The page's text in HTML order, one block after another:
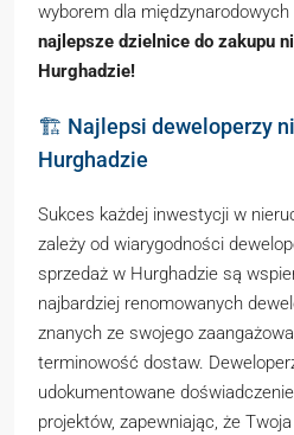
wyborem dla międzynarodowych
najlepsze dzielnice do zakupu
Hurghadzie!
🏗️ Najlepsi deweloperzy
Hurghadzie
Sukces każdej inwestycji w
zależy od wiarygodności
sprzedaż w Hurghadzie są
najbardziej renomowanych
znanych ze swojego
terminowość dostaw.
udokumentowane
projektów, zapewniając, że